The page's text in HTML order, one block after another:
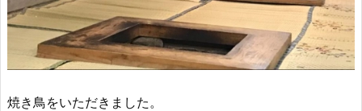
焼き鳥をいただきました。